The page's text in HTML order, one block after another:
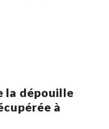
la dépouille
à